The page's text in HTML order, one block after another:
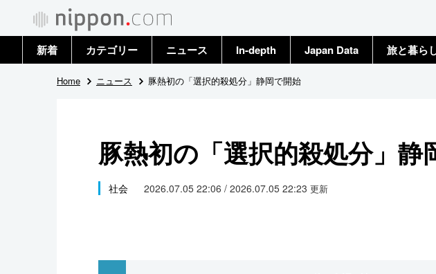
新着 カテゴリー
政治・外交
国際
科学・技術
ニュース
トップ
In-depth Japan Data 旅と暮ら
Home ニュース 豚熱初の「選択的殺処分」静岡で開始
豚熱初の「選択的殺処分」静
社会 2026.07.05 22:06 / 2026.07.05 22:23 更新